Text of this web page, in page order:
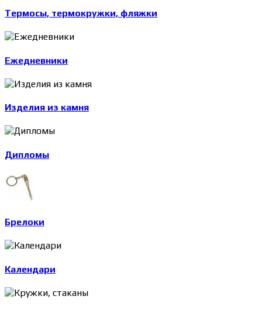
Термосы, термокружки, фляжки
Ежедневники
Изделия из камня
Дипломы
Брелоки
Календари